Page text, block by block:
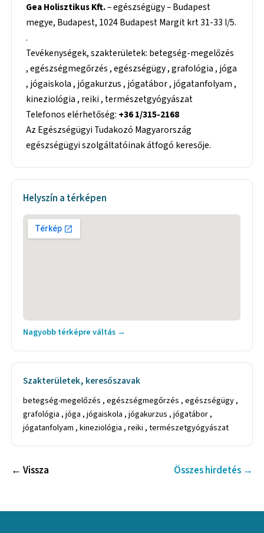
Gea Holisztikus Kft.– egészségügy – Budapest
megye, Budapest, 1024 Budapest Margit krt 31-33 I/5.
.
Tevékenységek, szakterületek: betegség-megelőzés
, egészségmegőrzés , egészségügy , grafológia , jóga
, jógaiskola , jógakurzus , jógatábor , jógatanfolyam ,
kineziológia , reiki , természetgyógyászat
Telefonos elérhetőség: +36 1/315-2168
Az Egészségügyi Tudakozó Magyarország
egészségügyi szolgáltatóinak átfogó keresője.
Helyszín a térképen
Nagyobb térképre váltás →
Szakterületek, keresőszavak
betegség-megelőzés , egészségmegőrzés , egészségügy ,
grafológia , jóga , jógaiskola , jógakurzus , jógatábor ,
jógatanfolyam , kineziológia , reiki , természetgyógyászat
← Vissza Összes hirdetés →